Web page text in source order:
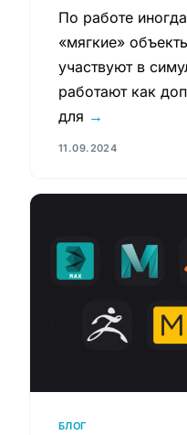
По работе
«мягкие»
участвуют в
работают как
для →
11.09.2024
БЛОГ